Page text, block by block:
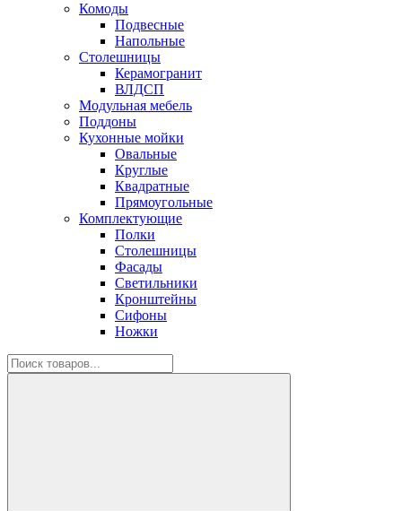
Комоды
Подвесные
Напольные
Столешницы
Керамогранит
ВЛДСП
Модульная мебель
Поддоны
Кухонные мойки
Овальные
Круглые
Квадратные
Прямоугольные
Комплектующие
Полки
Столешницы
Фасады
Светильники
Кронштейны
Сифоны
Ножки